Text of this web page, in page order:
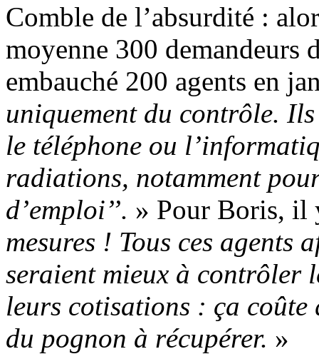
Comble de l’absurdité :
moyenne 300 demandeurs
embauché 200 agents en
uniquement du contrôle.
le téléphone ou
radiations, notamment
d’emploi’’. » Pour Boris, il
mesures ! Tous ces agents
seraient mieux à contrôler
leurs cotisations : ça
du pognon à récupérer. »